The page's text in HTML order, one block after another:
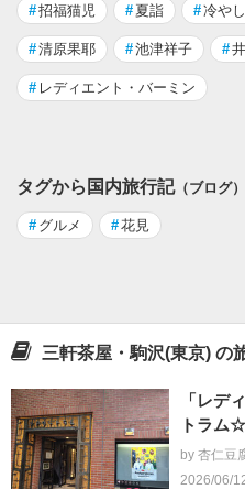
#招福猫児 # 夏詣 #冷や
#清原果耶 #池津祥子 #
# レディエント・バーミン
タグから国内旅行記（ブログ）
# グルメ #花見
三軒茶屋・駒沢(東京) の
「レデ
トラム
by 杏仁豆
2026/06/